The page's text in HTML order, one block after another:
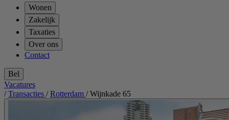
Wonen
Zakelijk
Taxaties
Over ons
Contact
Bel
Vacatures
/ Transacties / Rotterdam / Wijnkade 65